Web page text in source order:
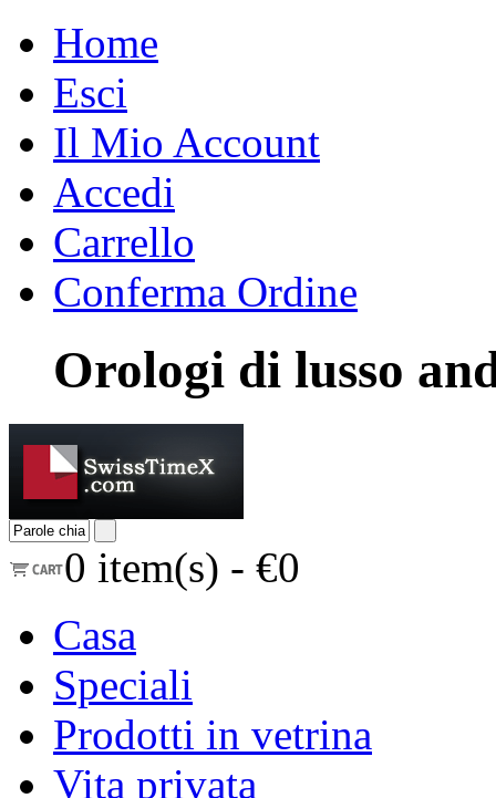
Home
Esci
Il Mio Account
Accedi
Carrello
Conferma Ordine
Orologi di lusso
0 item(s) - €0
Casa
Speciali
Prodotti in vetrina
Vita privata